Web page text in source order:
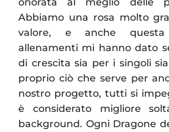
Abbiamo una rosa molto
valore, e anche
allenamenti mi hanno dato
di crescita sia per i singoli
proprio ciò che serve per
nostro progetto, tutti si
è considerato migliore
background. Ogni Dragone